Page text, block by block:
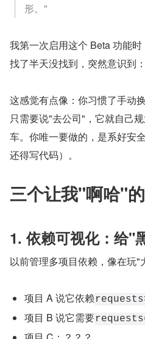
形。"
我第一次启用这个 Beta 功能时
找了半天没找到，突然意识到：
这感觉有点像：你习惯了手动
只需要说"去公司"，它就自己
车。你唯一要做的，是系好
还得写代码）。
三个让我"啊哈"
1. 依赖可视化：给"
以前管理多项目依赖，像在玩"
项目 A 说它依赖
项目 B 说它需要